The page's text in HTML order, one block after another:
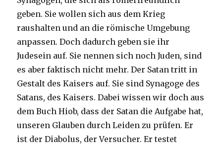
geben. Sie wollen sich aus dem Krieg
raushalten und an die römische Umgebung
anpassen. Doch dadurch geben sie ihr
Judesein auf. Sie nennen sich noch Juden, sind
es aber faktisch nicht mehr. Der Satan tritt in
Gestalt des Kaisers auf. Sie sind Synagoge des
Satans, des Kaisers. Dabei wissen wir doch aus
dem Buch Hiob, dass der Satan die Aufgabe hat,
unseren Glauben durch Leiden zu prüfen. Er
ist der Diabolus, der Versucher. Er testet